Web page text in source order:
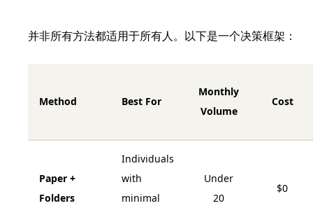
并非所有方法都适用于所有人。以下是一个决策框架：
Method Best For
Monthly
Volume
Cost
Paper +
Folders
Individuals
with
minimal
Under
20
$0